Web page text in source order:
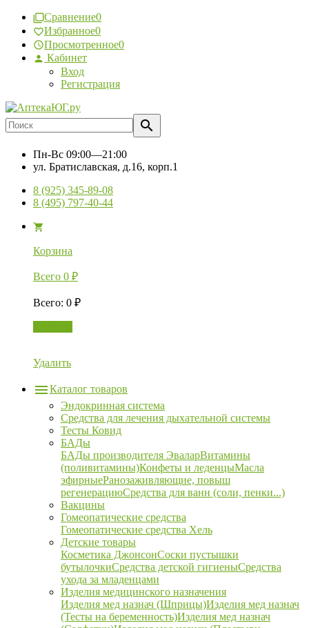
Сравнение0
Избранное0
Просмотренное0
Кабинет
Вход
Регистрация
Пн-Вс 09:00—21:00
ул. Братиславская, д.16, корп.1
8 (925) 345-89-08
8 (495) 797-40-44
Корзина
Всего 0 ₽
Всего: 0 ₽
Удалить
Каталог товаров
Эндокринная система
Средства для лечения дыхательной системы
Тесты Ковид
БАДы
БАДы производителя ЭваларВитамины
(поливитамины)Конфеты и леденцыМасла
эфирныеРанозаживляющие, повыш
регенерациюСредства для ванн (соли, пенки...)
Вакцины
Гомеопатические средства
Гомеопатические средства Хель
Детские товары
Косметика ДжонсонСоски пустышки
бутылочкиСредства детской гигиеныСредства
ухода за младенцами
Изделия медицинского назначения
Изделия мед назнач (Шприцы)Изделия мед назнач
(Тесты на беременность)Изделия мед назнач